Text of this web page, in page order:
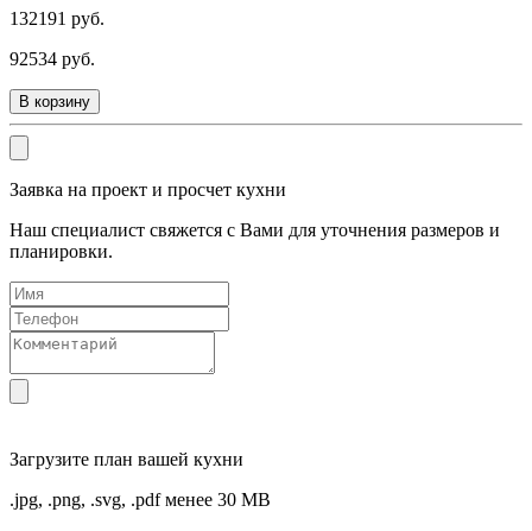
132191 руб.
92534 руб.
В корзину
Заявка на проект и просчет кухни
Наш специалист свяжется с Вами для уточнения размеров и
планировки.
Загрузите план вашей кухни
.jpg, .png, .svg, .pdf менее 30 MB